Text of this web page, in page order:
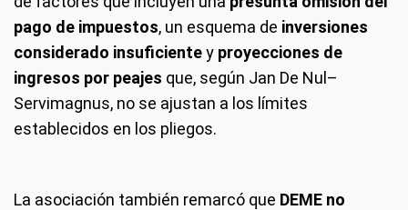
pago de impuestos, un esquema de inversiones
considerado insuficientey proyecciones de
ingresos por peajes que, según Jan De Nul–
Servimagnus, no se ajustan a los límites
establecidos en los pliegos.
La asociación también remarcó que DEME no